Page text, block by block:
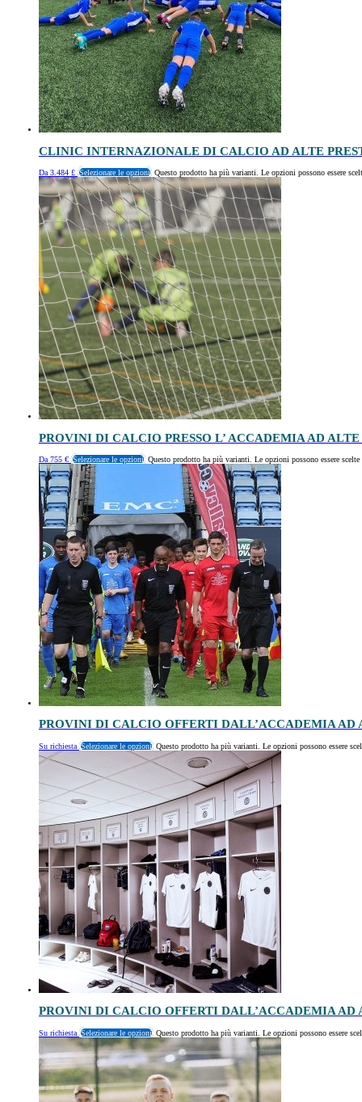
CLINIC INTERNAZIONALE DI CALCIO AD ALTE
Da 3.484 £ Selezionare le opzioni Questo prodotto ha più varianti. Le opzioni possono essere
PROVINI DI CALCIO PRESSO L’ ACCADEMIA AD
Da 755 € Selezionare le opzioni Questo prodotto ha più varianti. Le opzioni possono essere
PROVINI DI CALCIO OFFERTI DALL’ACCADEMIA
Su richiesta Selezionare le opzioni Questo prodotto ha più varianti. Le opzioni possono essere
PROVINI DI CALCIO OFFERTI DALL’ACCADEMIA AD
Su richiesta Selezionare le opzioni Questo prodotto ha più varianti. Le opzioni possono essere